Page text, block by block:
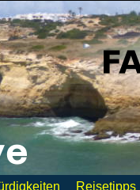
Reisetipps